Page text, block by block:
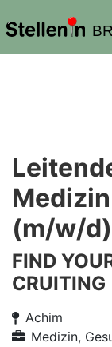
(m/w/d)
FIND
CRUITING
Achim
Medizin,